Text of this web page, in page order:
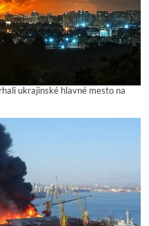
ukrajinské hlavné mesto na